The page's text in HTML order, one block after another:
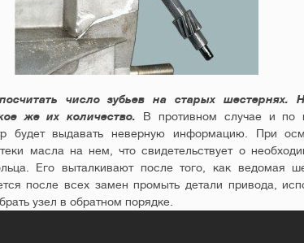
число зубьев на старых шестернях.
же их количество. В противном случае и по
будет выдавать неверную информацию. При
масла на нем, что свидетельствует о
Его выталкивают после того, как ведомая
после всех замен промыть детали привода,
узел в обратном порядке.